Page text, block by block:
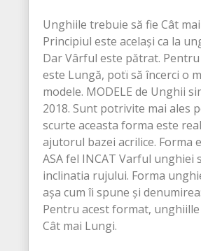
Unghiile trebuie să fie Cât
Principiul este același ca la
Dar Vârful este pătrat.
este Lungă, potï să încerci o
modele. MODELE de Unghii
2018. Sunt potrivite mai ales
scurte aceasta forma este
ajutorul bazei acrilice. Forma
ASA fel INCAT Varful unghiei
inclinatia rujului. Forma
așa cum îi spune și
Pentru acest format,
Cât mai Lungi.